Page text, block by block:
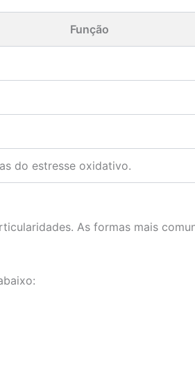
Função
do estresse oxidativo.
As formas mais